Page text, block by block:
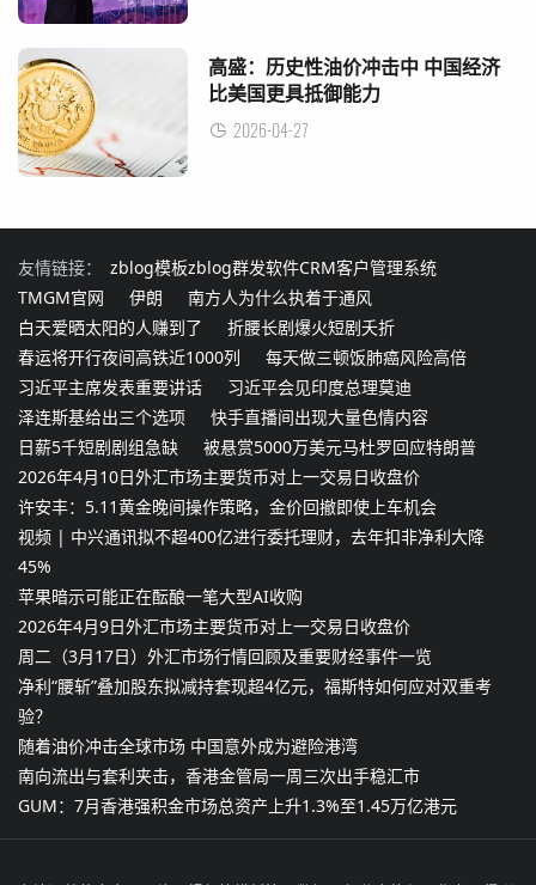
高盛：历史性油价冲击中 中国经济
比美国更具抵御能力
2026-04-27
友情链接： zblog模板zblog群发软件CRM客户管理系统
TMGM官网
伊朗
南方人为什么执着于通风
白天爱晒太阳的人赚到了
折腰长剧爆火短剧夭折
春运将开行夜间高铁近1000列
每天做三顿饭肺癌风险高倍
习近平主席发表重要讲话
习近平会见印度总理莫迪
泽连斯基给出三个选项
快手直播间出现大量色情内容
日薪5千短剧剧组急缺
被悬赏5000万美元马杜罗回应特朗普
2026年4月10日外汇市场主要货币对上一交易日收盘价
许安丰：5.11黄金晚间操作策略，金价回撤即使上车机会
视频 | 中兴通讯拟不超400亿进行委托理财，去年扣非净利大降
45%
苹果暗示可能正在酝酿一笔大型AI收购
2026年4月9日外汇市场主要货币对上一交易日收盘价
周二（3月17日）外汇市场行情回顾及重要财经事件一览
净利“腰斩”叠加股东拟减持套现超4亿元，福斯特如何应对双重考
验？
随着油价冲击全球市场 中国意外成为避险港湾
南向流出与套利夹击，香港金管局一周三次出手稳汇市
GUM：7月香港强积金市场总资产上升1.3%至1.45万亿港元